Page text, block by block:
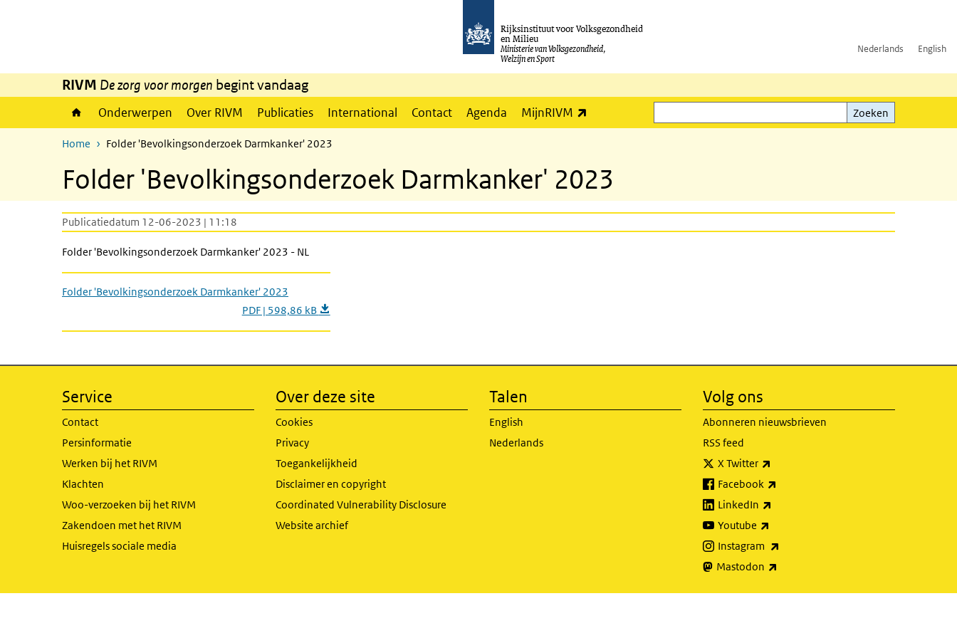
Rijksinstituut voor Volksgezondheid
en Milieu
Ministerie van Volksgezondheid,
Welzijn en Sport
Nederlands English
RIVM De zorg voor morgen begint vandaag
Onderwerpen Over RIVM Publicaties International Contact Agenda MijnRIVM
Zoeken
Zoeken
Home Folder 'Bevolkingsonderzoek Darmkanker' 2023
Folder 'Bevolkingsonderzoek Darmkanker' 2023
Publicatiedatum 12-06-2023 | 11:18
Folder 'Bevolkingsonderzoek Darmkanker' 2023 - NL
Folder 'Bevolkingsonderzoek Darmkanker' 2023
PDF | 598,86 kB
Service
Contact
Persinformatie
Werken bij het RIVM
Klachten
Woo-verzoeken bij het RIVM
Zakendoen met het RIVM
Huisregels sociale media
Over deze site
Cookies
Privacy
Toegankelijkheid
Disclaimer en copyright
Coordinated Vulnerability Disclosure
Website archief
Talen
English
Nederlands
Volg ons
Abonneren nieuwsbrieven
RSS feed
X Twitter
Facebook
LinkedIn
Youtube
Instagram
Mastodon